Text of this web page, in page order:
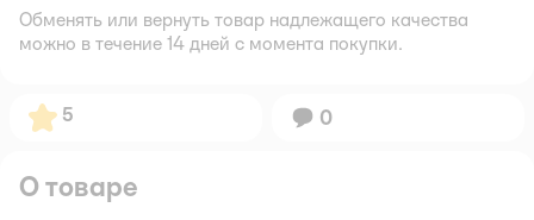
Обменять или вернуть товар надлежащего качества
можно в течение 14 дней с момента покупки.
Рейтинг:
5 Вопросов:
0
О товаре